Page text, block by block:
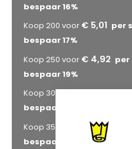
bespaar16%
Koop 200 voor € 5,01
bespaar17%
Koop 250 voor € 4,92
bespaar19%
Koop 300 voor € 4,83
bespaar
Koop 350 voor
€ 4,73
bespaar